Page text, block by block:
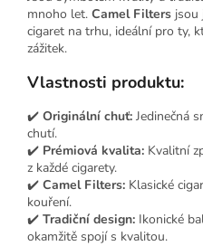
mnoho let. Camel Filters jsou
cigaret na trhu, ideální pro ty,
zážitek.
Vlastnosti produktu:
✔️ Originální chuť: Jedinečná
chutí.
✔️ Prémiová kvalita: Kvalitní
z každé cigarety.
✔️ Camel Filters: Klasické
kouření.
✔️ Tradiční design: Ikonické
okamžitě spojí s kvalitou.